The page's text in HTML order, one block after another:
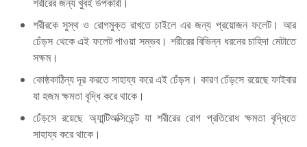
শরীরকে সুস্থ ও রোগমুক্ত রাখতে চাইলে এর জন্য প্রয়োজন ফলেট। আর
ঢেঁড়স থেকে এই ফলেট পাওয়া সম্ভব। শরীরের বিভিন্ন ধরনের চাহিদা মেটাতে
সক্ষম।
কোষ্ঠকাঠিন্য দূর করতে সাহায্য করে এই ঢেঁড়স। কারণ ঢেঁড়সে রয়েছে ফাইবার
যা হজম ক্ষমতা বৃদ্ধি করে থাকে।
ঢেঁড়সে রয়েছে অ্যান্টিঅক্সিডেন্ট যা শরীরের রোগ প্রতিরোধ ক্ষমতা বৃদ্ধিতে
সাহায্য করে থাকে।